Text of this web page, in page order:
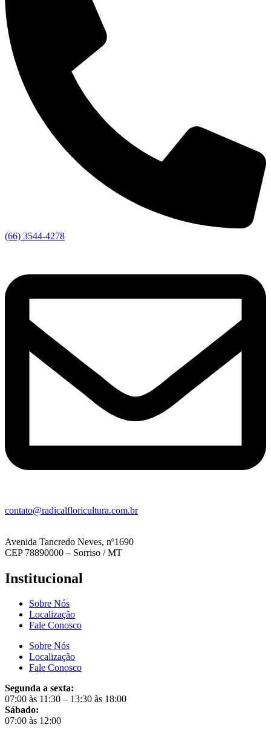
(66) 3544-4278
contato@radicalfloricultura.com.br
Avenida Tancredo Neves, nº1690
CEP 78890000 – Sorriso / MT
Institucional
Sobre Nós
Localização
Fale Conosco
Sobre Nós
Localização
Fale Conosco
Segunda a sexta:
07:00 às 11:30 – 13:30 às 18:00
Sábado:
07:00 às 12:00